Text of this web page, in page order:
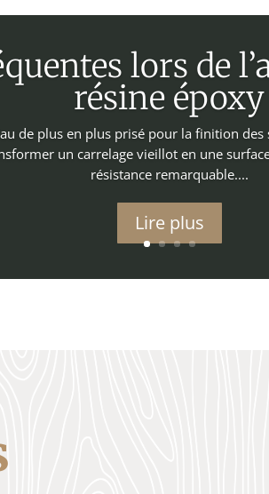
lors de
résine époxy
de plus en plus prisé pour la finition des
un carrelage vieillot en une
résistance remarquable....
Lire plus